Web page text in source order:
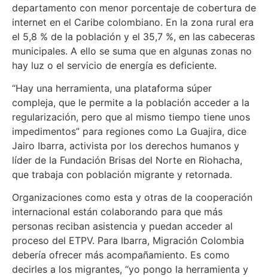
departamento con menor porcentaje de cobertura de
internet en el Caribe colombiano. En la zona rural era
el 5,8 % de la población y el 35,7 %, en las cabeceras
municipales. A ello se suma que en algunas zonas no
hay luz o el servicio de energía es deficiente.
“Hay una herramienta, una plataforma súper
compleja, que le permite a la población acceder a la
regularización, pero que al mismo tiempo tiene unos
impedimentos” para regiones como La Guajira, dice
Jairo Ibarra, activista por los derechos humanos y
líder de la Fundación Brisas del Norte en Riohacha,
que trabaja con población migrante y retornada.
Organizaciones como esta y otras de la cooperación
internacional están colaborando para que más
personas reciban asistencia y puedan acceder al
proceso del ETPV. Para Ibarra, Migración Colombia
debería ofrecer más acompañamiento. Es como
decirles a los migrantes, “yo pongo la herramienta y